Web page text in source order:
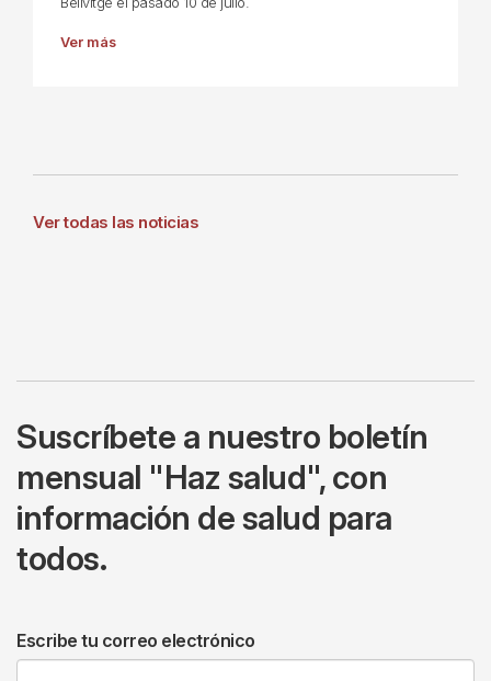
Ver más
Ver todas las noticias
Suscríbete a nuestro boletín
mensual "Haz salud", con
información de salud para
todos.
Escribe tu correo electrónico